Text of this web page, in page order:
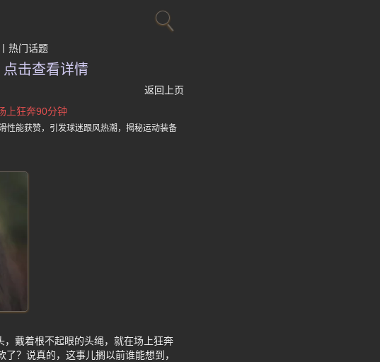
热门话题
击查看详情
返回上页
上狂奔90分钟
性能获赞，引发球迷跟风热潮，揭秘运动装备
戴着根不起眼的头绳，就在场上狂奔
？说真的，这事儿搁以前谁能想到，